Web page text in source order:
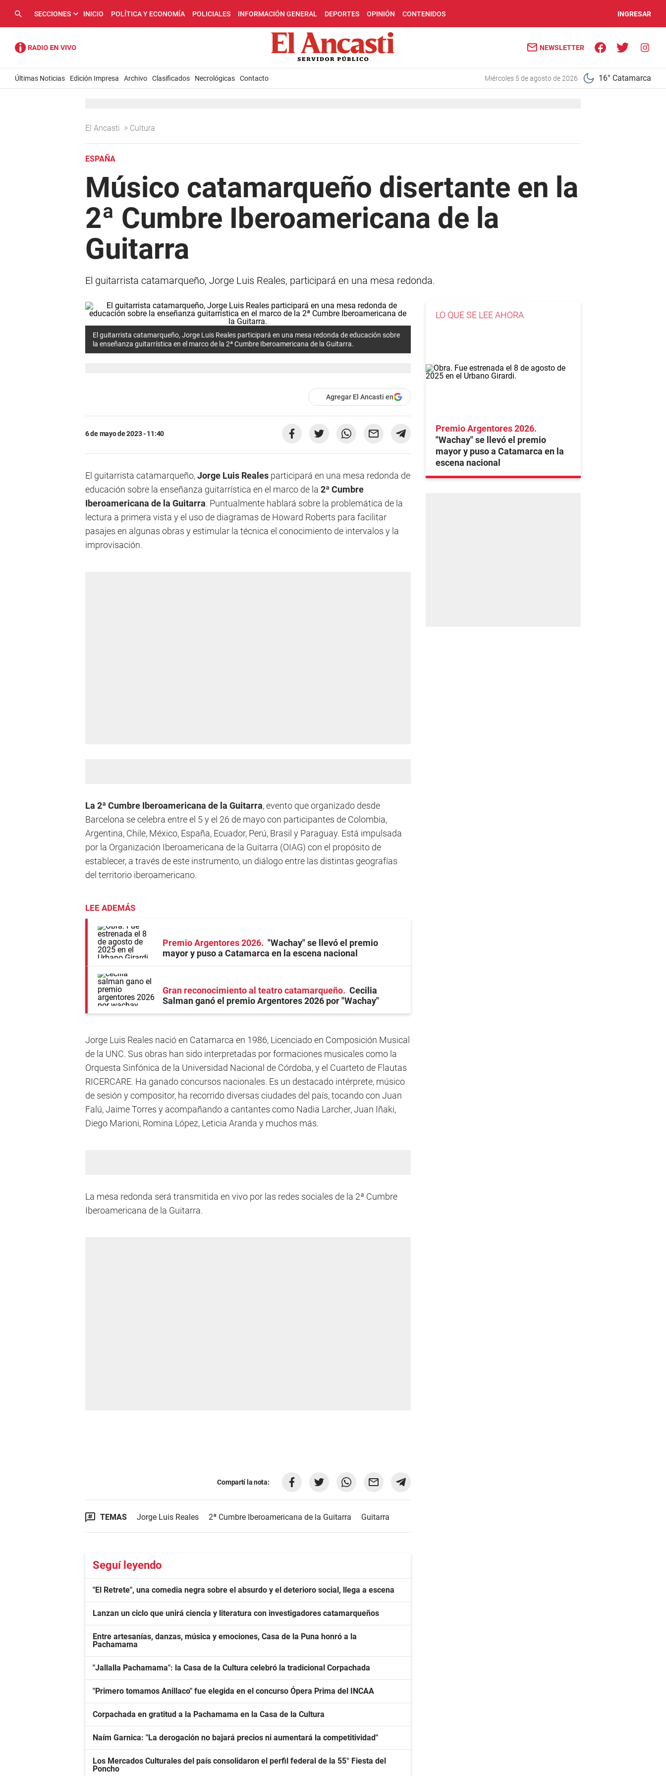
SECCIONES INICIO POLÍTICA Y ECONOMÍA POLICIALES INFORMACIÓN GENERAL DEPORTES OPINIÓN CONTENIDOS INGRESAR
NEWSLETTER
Últimas Noticias Edición Impresa Archivo Clasificados Necrológicas Contacto miércoles 5 de agosto de 2026 16° Catamarca
El Ancasti > Cultura
ESPAÑA
Músico catamarqueño disertante en la
2ª Cumbre Iberoamericana de la
Guitarra
El guitarrista catamarqueño, Jorge Luis Reales, participará en una mesa redonda.
El guitarrista catamarqueño, Jorge Luis Reales participará en una mesa redonda de educación sobre
la enseñanza guitarrística en el marco de la 2ª Cumbre Iberoamericana de la Guitarra.
Agregar El Ancasti en
6 de mayo de 2023 - 11:40
El guitarrista catamarqueño,Jorge Luis Reales participará en una mesa redonda de
educación sobre la enseñanza guitarrística en el marco de la 2ª Cumbre
Iberoamericana de la Guitarra. Puntualmente hablará sobre la problemática de la
lectura a primera vista y el uso de diagramas de Howard Roberts para facilitar
pasajes en algunas obras y estimular la técnica el conocimiento de intervalos y la
improvisación.
La 2ª Cumbre Iberoamericana de la Guitarra, evento que organizado desde
Barcelona se celebra entre el 5 y el 26 de mayo con participantes de Colombia,
Argentina, Chile, México, España, Ecuador, Perú, Brasil y Paraguay. Está impulsada
por la Organización Iberoamericana de la Guitarra (OIAG) con el propósito de
establecer, a través de este instrumento, un diálogo entre las distintas geografías
del territorio iberoamericano.
LEE ADEMÁS
Premio Argentores 2026
"Wachay" se llevó el premio
mayor y puso a Catamarca en la escena nacional
Gran reconocimiento al teatro catamarqueño
Cecilia
Salman ganó el premio Argentores 2026 por "Wachay"
Jorge Luis Reales nació en Catamarca en 1986, Licenciado en Composición Musical
de la UNC. Sus obras han sido interpretadas por formaciones musicales como la
Orquesta Sinfónica de la Universidad Nacional de Córdoba, y el Cuarteto de Flautas
RICERCARE. Ha ganado concursos nacionales. Es un destacado intérprete, músico
de sesión y compositor, ha recorrido diversas ciudades del país, tocando con Juan
Falú, Jaime Torres y acompañando a cantantes como Nadia Larcher, Juan Iñaki,
Diego Marioni, Romina López, Leticia Aranda y muchos más.
La mesa redonda será transmitida en vivo por las redes sociales de la 2ª Cumbre
Iberoamericana de la Guitarra.
Compartí la nota:
TEMAS Jorge Luis Reales 2ª Cumbre Iberoamericana de la Guitarra Guitarra
Seguí leyendo
"El Retrete", una comedia negra sobre el absurdo y el deterioro social, llega a escena
Lanzan un ciclo que unirá ciencia y literatura con investigadores catamarqueños
Entre artesanías, danzas, música y emociones, Casa de la Puna honró a la
Pachamama
"Jallalla Pachamama": la Casa de la Cultura celebró la tradicional Corpachada
"Primero tomamos Anillaco" fue elegida en el concurso Ópera Prima del INCAA
Corpachada en gratitud a la Pachamama en la Casa de la Cultura
Naím Garnica: "La derogación no bajará precios ni aumentará la competitividad"
Los Mercados Culturales del país consolidaron el perfil federal de la 55° Fiesta del
Poncho
LO QUE SE LEE AHORA
Premio Argentores 2026
"Wachay" se llevó el premio
mayor y puso a Catamarca en la
escena nacional